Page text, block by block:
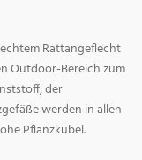
Rattangeflecht
Outdoor-Bereich zum
der
werden in allen
Pflanzkübel.